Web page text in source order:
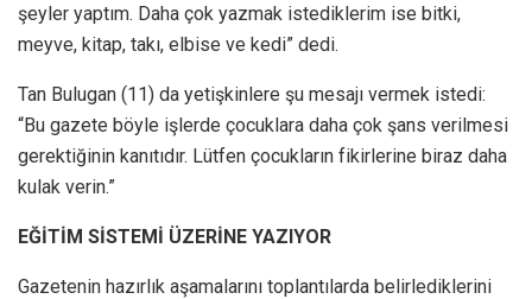
şeyler yaptım. Daha çok yazmak istediklerim ise bitki,
meyve, kitap, takı, elbise ve kedi” dedi.
Tan Bulugan (11) da yetişkinlere şu mesajı vermek istedi:
“Bu gazete böyle işlerde çocuklara daha çok şans verilmesi
gerektiğinin kanıtıdır. Lütfen çocukların fikirlerine biraz daha
kulak verin.”
EĞİTİM SİSTEMİ ÜZERİNE YAZIYOR
Gazetenin hazırlık aşamalarını toplantılarda belirlediklerini